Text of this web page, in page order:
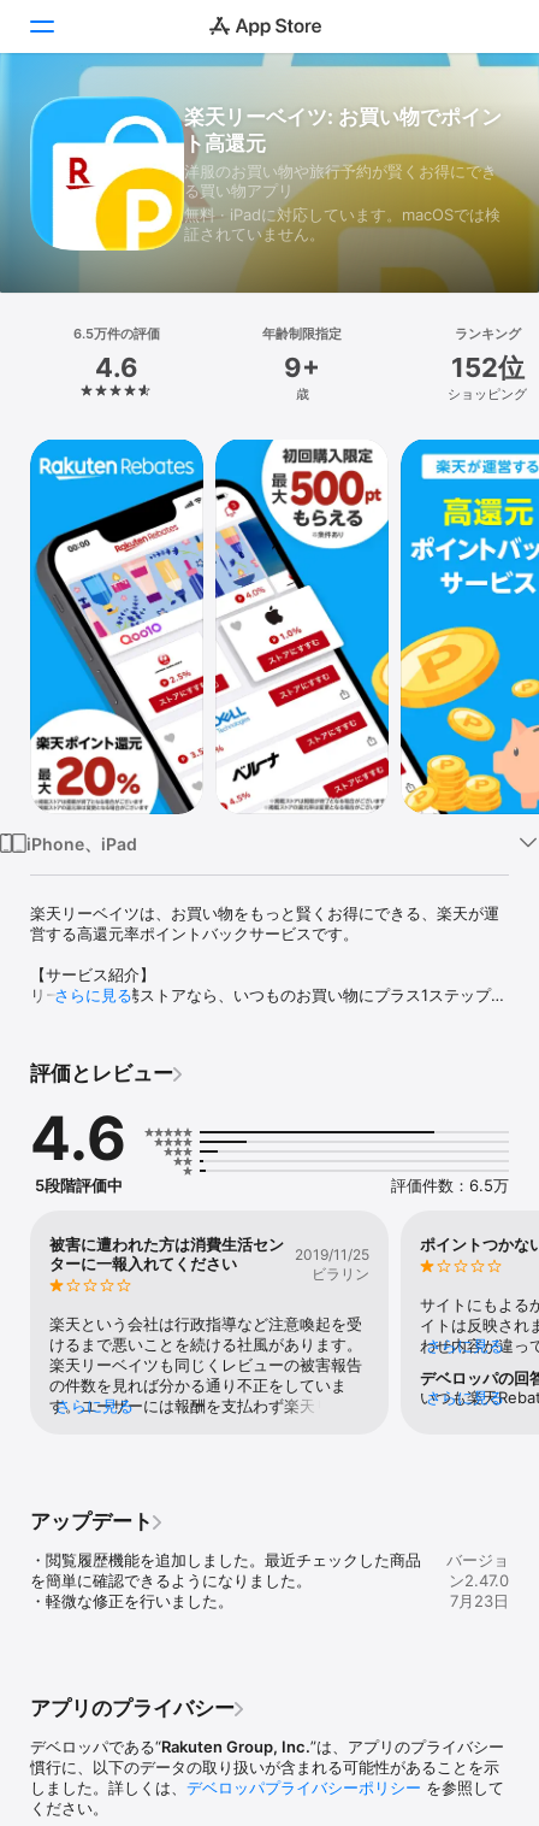
Today
ゲーム
アプリ
検索
プラットフォーム
iPhone
iPad
Mac
Watch
TV
楽天リーベイツ: お買い物でポイン
ト高還元
洋服のお買い物や旅行予約が賢くお得にでき
る買い物アプリ
無料 · iPadに対応しています。macOSでは検
証されていません。
6.5万件の評価
4.6
年齢制限指定
9+
歳
ランキング
152位
ショッピング
iPhone、iPad
楽天リーベイツは、お買い物をもっと賢くお得にできる、楽天が運
営する高還元率ポイントバックサービスです。
【サービス紹介】
リーベイツ提携ストアなら、いつものお買い物にプラス1ステップで
様々な楽天サービス、他社オンラインサービス、あなたの街の飲食
最大ポイント還元率20%！
【利用方法】
楽天アカウントがあれば、ログインするだけで登録完了！800以上
トアのポイントバック率とお買い物購入金額に応じて楽天ポイント
が後日もらえます。
◎アプリ限定お得なキャンペーン
アプリユーザー限定のキャンペーンを定期的に開催中
◎お気に入りのストアをまとめて管理
リーベイツでよくお買い物するストアは 「お気に入りリスト」に追
ストアのポイントバック率UPやポイント獲得情報はアプリのプッシ
ュ通知でお知らせを受け取ることができます。
【初回限定特典】
楽天リーベイツアカウントを新規作成してから 30 日以内に、リー
にお買い物をお楽しみください。
■楽天リーベイツ公式LINE■
https://page.line.me/lmp7035e?openQrModal=true
■楽天リーベイツ公式Instagram■
さらに見る
評価とレビュー
4.6
5段階評価中 評価件数：6.5万
被害に遭われた方は消費生活セン
ターに一報入れてください
2019/11/25
ビラリン
楽天という会社は行政指導など注意喚起を受
けるまで悪いことを続ける社風があります。
楽天リーベイツも同じくレビューの被害報告
の件数を見れば分かる通り不正をしていま
す。ユーザーには報酬を支払わず楽天リーベ
確実に動いてくれます。
さらに見る
ポイントつかな
サイトにもよる
イトは反映され
わせ内容が違っ
「すでに問い
合わせすらでき
ので先につけま
さらに見る
デベロッパの回
いつも楽天
ため、もし同
せをされたい
「問い合わせ
さらに見る
アップデート
・閲覧履歴機能を追加しました。最近チェックした商品
を簡単に確認できるようになりました。
・軽微な修正を行いました。
バージョ
ン2.47.0
7月23日
アプリのプライバシー
デベロッパである“Rakuten Group, Inc.”は、アプリのプライバシー
慣行に、以下のデータの取り扱いが含まれる可能性があることを示
しました。詳しくは、 デベロッパプライバシーポリシー を参照して
ください。